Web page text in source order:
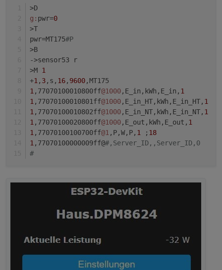
>D
g: pwr=0
>T
pwr=MT175#P
>B
->sensor53 r
>M 1
+1, 3,s, 16, 9600,MT175
1,77070100010800ff@1000,E_in,kWh,E_in, 1
1,77070100010801ff@1000,E_in_HT,kWh,E_in_HT, 1
1,77070100010802ff@1000,E_in_NT,kWh,E_in_NT, 1
1,77070100020800ff@1000,E_out,kWh,E_out, 1
1,77070100100700ff@1,P,W,P, 1 ; 18
1,77070100000009ff@#,Server_ID,,Server_ID,0
#